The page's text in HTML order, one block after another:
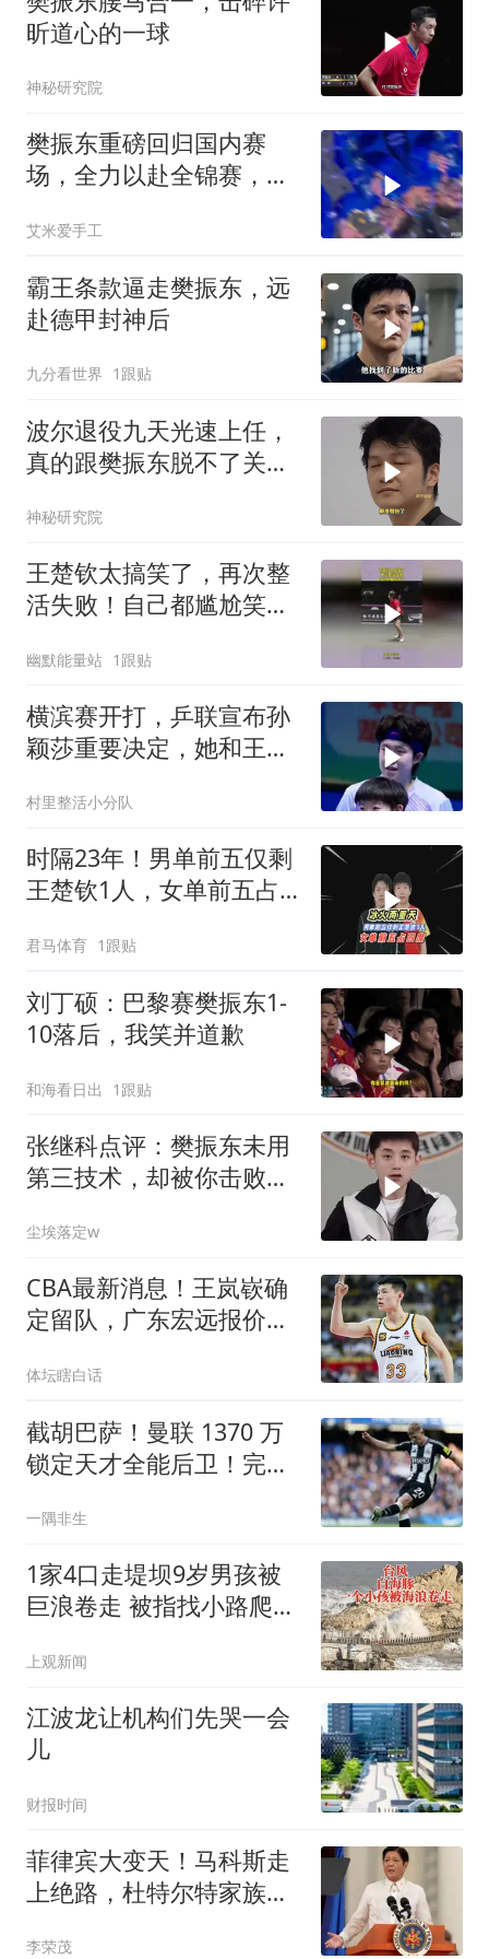
昕道心的一球
神秘研究院
樊振东重磅回归国内赛
场，全力以赴全锦赛，打
艾米爱手工
霸王条款逼走樊振东，远
赴德甲封神后
九分看世界 1跟贴
波尔退役九天光速上任，
真的跟樊振东脱不了关系
神秘研究院
王楚钦太搞笑了，再次整
活失败！自己都尴尬笑
幽默能量站 1跟贴
横滨赛开打，乒联宣布孙
颖莎重要决定，她和王楚
村里整活小分队
时隔23年！男单前五仅剩
王楚钦1人，女单前五占
君马体育 1跟贴
刘丁硕：巴黎赛樊振东1-
10落后，我笑并道歉
和海看日出 1跟贴
张继科点评：樊振东未用
第三技术，却被你击败的
尘埃落定w
CBA最新消息！王岚嵚确
定留队，广东宏远报价
体坛瞎白话
截胡巴萨！曼联 1370 万
锁定天才全能后卫！完美
一隅非生
1家4口走堤坝9岁男孩被
巨浪卷走 被指找小路爬了
上观新闻
江波龙让机构们先哭一会
儿
财报时间
菲律宾大变天！马科斯走
上绝路，杜特尔特家族准
李荣茂